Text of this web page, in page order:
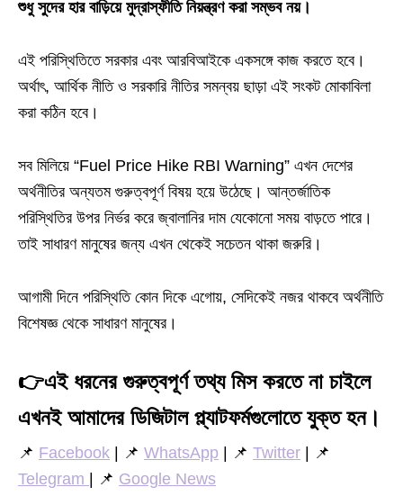
শুধু সুদের হার বাড়িয়ে মুদ্রাস্ফীতি নিয়ন্ত্রণ করা সম্ভব নয়।
এই পরিস্থিতিতে সরকার এবং আরবিআইকে একসঙ্গে কাজ করতে হবে।
অর্থাৎ, আর্থিক নীতি ও সরকারি নীতির সমন্বয় ছাড়া এই সংকট মোকাবিলা
করা কঠিন হবে।
সব মিলিয়ে “Fuel Price Hike RBI Warning” এখন দেশের
অর্থনীতির অন্যতম গুরুত্বপূর্ণ বিষয় হয়ে উঠেছে। আন্তর্জাতিক
পরিস্থিতির উপর নির্ভর করে জ্বালানির দাম যেকোনো সময় বাড়তে পারে।
তাই সাধারণ মানুষের জন্য এখন থেকেই সচেতন থাকা জরুরি।
আগামী দিনে পরিস্থিতি কোন দিকে এগোয়, সেদিকেই নজর থাকবে অর্থনীতি
বিশেষজ্ঞ থেকে সাধারণ মানুষের।
👉এই ধরনের গুরুত্বপূর্ণ তথ্য মিস করতে না চাইলে
এখনই আমাদের ডিজিটাল প্ল্যাটফর্মগুলোতে যুক্ত হন।
📌 Facebook | 📌 WhatsApp | 📌 Twitter | 📌
Telegram
| 📌 Google News